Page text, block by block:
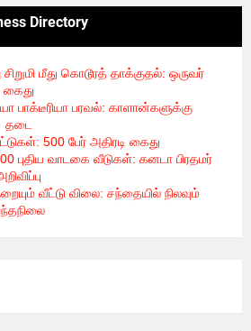
Directory
சிறுமி மீது கொடூரத் தாக்குதல்: ஒருவர்
கைது
பாக்டீரியா பரவல்: காளான்களுக்கு
தடை
500 பேர் அதிரடி கைது
புதிய வாடகை வீடுகள்: கனடா பிரதமர்
வீட்டு விலை: சந்தையில் நிலவும்
- 8/6/2026